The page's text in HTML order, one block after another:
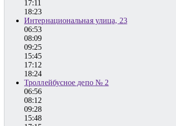
17:11
18:23
Интернациональная улица, 23
06:53
08:09
09:25
15:45
17:12
18:24
Троллейбусное депо № 2
06:56
08:12
09:28
15:48